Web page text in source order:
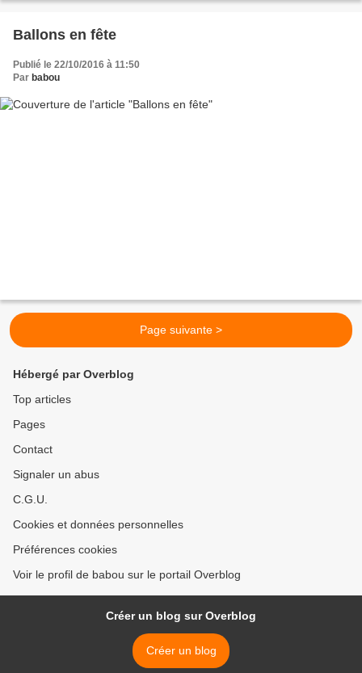
Ballons en fête
Publié le 22/10/2016 à 11:50
Par babou
Page suivante >
Hébergé par Overblog
Top articles
Pages
Contact
Signaler un abus
C.G.U.
Cookies et données personnelles
Préférences cookies
Voir le profil de babou sur le portail Overblog
Créer un blog sur Overblog
Créer un blog